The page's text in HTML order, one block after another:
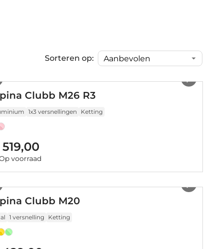
Sorteren op:
Clubb M26 R3
1x3 versnellingen Ketting
voorraad
Clubb M20
1 versnelling Ketting